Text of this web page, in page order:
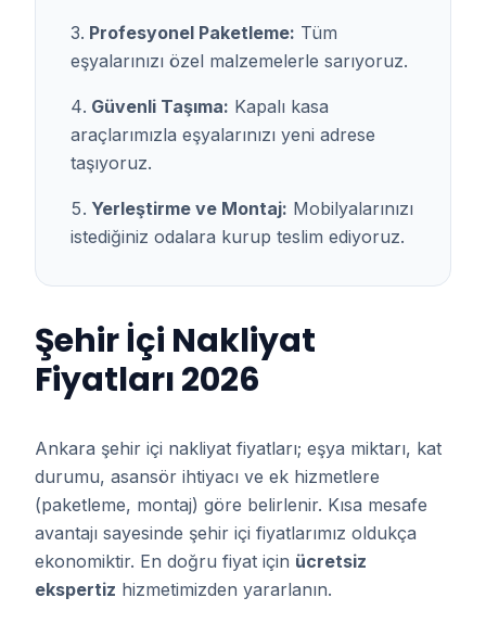
Profesyonel Paketleme: Tüm
eşyalarınızı özel malzemelerle sarıyoruz.
Güvenli Taşıma: Kapalı kasa
araçlarımızla eşyalarınızı yeni adrese
taşıyoruz.
Yerleştirme ve Montaj: Mobilyalarınızı
istediğiniz odalara kurup teslim ediyoruz.
Şehir İçi Nakliyat
Fiyatları 2026
Ankara şehir içi nakliyat fiyatları; eşya miktarı, kat
durumu, asansör ihtiyacı ve ek hizmetlere
(paketleme, montaj) göre belirlenir. Kısa mesafe
avantajı sayesinde şehir içi fiyatlarımız oldukça
ekonomiktir. En doğru fiyat için ücretsiz
ekspertiz hizmetimizden yararlanın.